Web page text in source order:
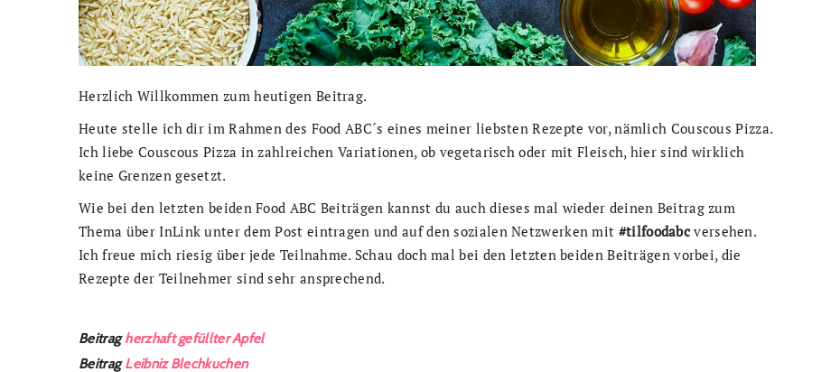
Herzlich Willkommen zum heutigen Beitrag.
Heute stelle ich dir im Rahmen des Food ABC´s eines meiner liebsten Rezepte vor, nämlich Couscous Pizza.
Ich liebe Couscous Pizza in zahlreichen Variationen, ob vegetarisch oder mit Fleisch, hier sind wirklich
keine Grenzen gesetzt.
Wie bei den letzten beiden Food ABC Beiträgen kannst du auch dieses mal wieder deinen Beitrag zum
Thema über InLink unter dem Post eintragen und auf den sozialen Netzwerken mit #tilfoodabc versehen.
Ich freue mich riesig über jede Teilnahme. Schau doch mal bei den letzten beiden Beiträgen vorbei, die
Rezepte der Teilnehmer sind sehr ansprechend.
Beitragherzhaft gefüllter Apfel
BeitragLeibniz Blechkuchen